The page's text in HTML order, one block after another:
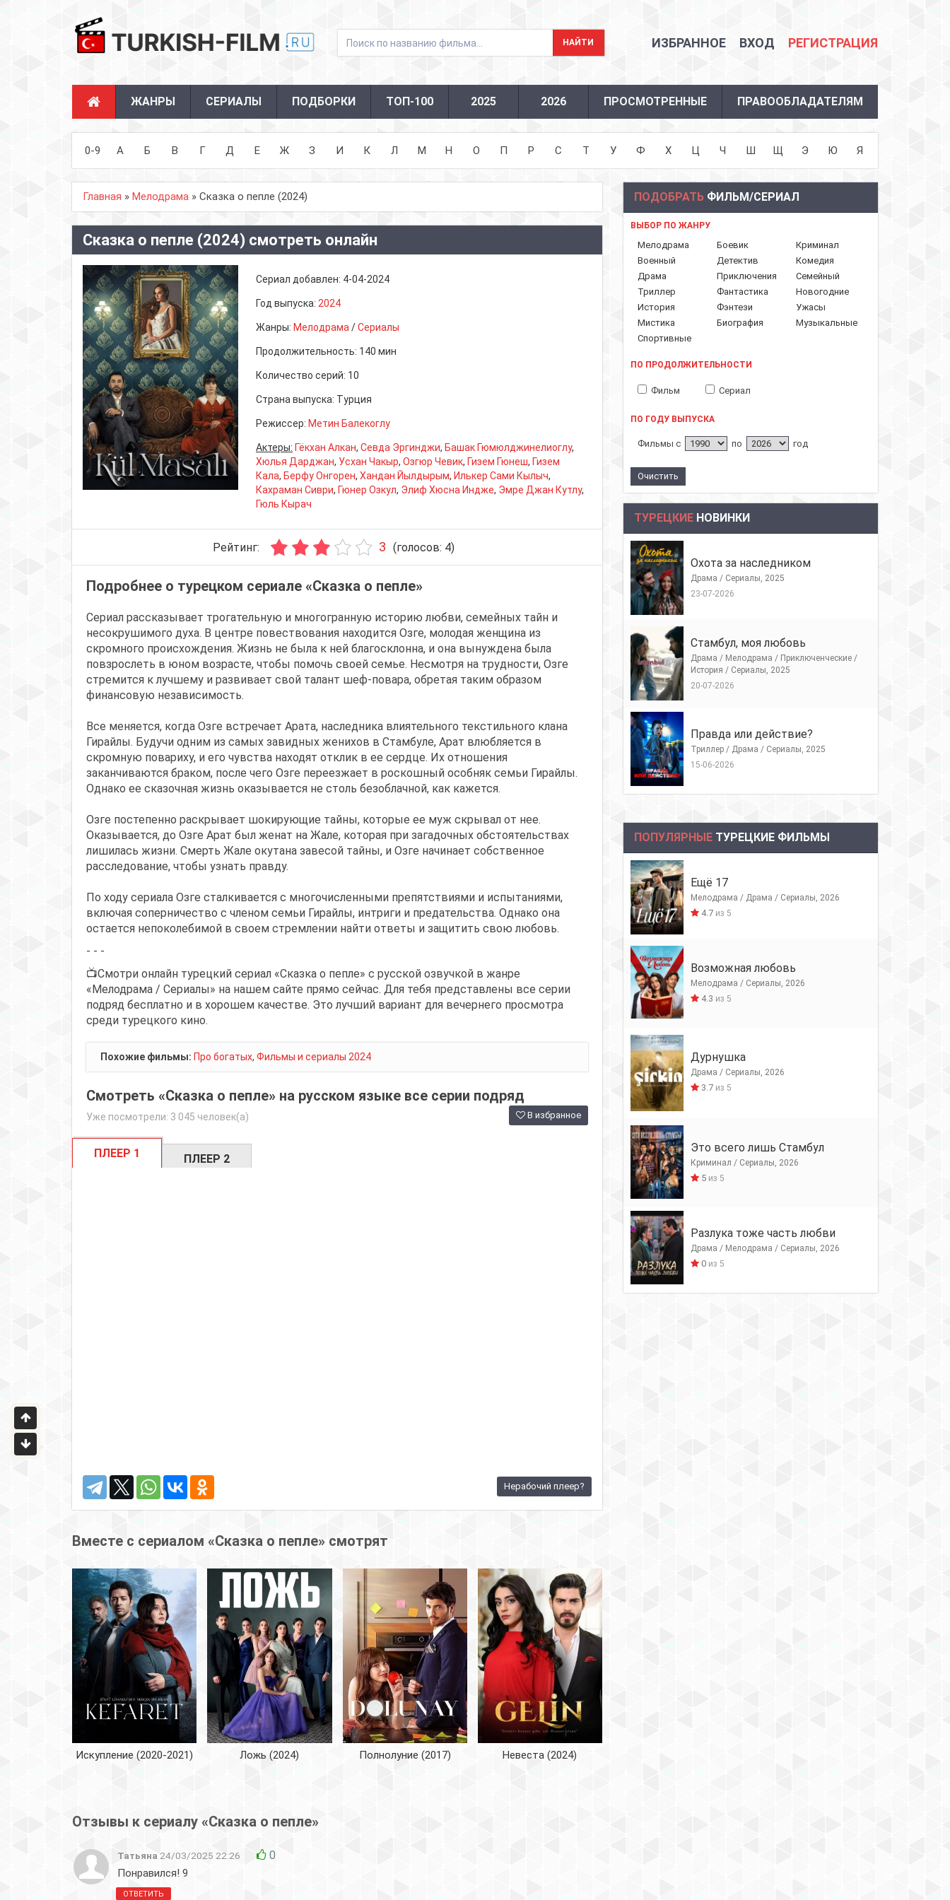
ИЗБРАННОЕ ВХОД РЕГИСТРАЦИЯ
ЖАНРЫ СЕРИАЛЫ ПОДБОРКИ ТОП-100 2025 2026 ПРОСМОТРЕННЫЕ ПРАВООБЛАДАТЕЛЯМ
0-9 А Б В Г Д Е Ж З И К Л М Н О П Р С Т У Ф Х Ц Ч Ш Щ Э Ю Я
Главная » Мелодрама » Сказка о пепле (2024)
Сказка о пепле (2024) смотреть онлайн
Сериал добавлен: 4-04-2024
Год выпуска: 2024
Жанры: Мелодрама /Сериалы
Продолжительность: 140 мин
Количество серий: 10
Страна выпуска: Турция
Режиссер: Метин Балекоглу
Актеры: Гёкхан Алкан, Севда Эргинджи, Башак Гюмюлджинелиоглу,
Хюлья Дарджан, Усхан Чакыр, Озгюр Чевик, Гизем Гюнеш, Гизем
Кала, Берфу Онгорен, Хандан Йылдырым, Илькер Сами Кылыч,
Кахраман Сиври, Гюнер Озкул, Элиф Хюсна Индже, Эмре Джан Кутлу,
Гюль Кырач
Рейтинг: 3 (голосов: 4)
Подробнее о турецком сериале «Сказка о пепле»
Сериал рассказывает трогательную и многогранную историю любви, семейных тайн и
несокрушимого духа. В центре повествования находится Озге, молодая женщина из
скромного происхождения. Жизнь не была к ней благосклонна, и она вынуждена была
повзрослеть в юном возрасте, чтобы помочь своей семье. Несмотря на трудности, Озге
стремится к лучшему и развивает свой талант шеф-повара, обретая таким образом
финансовую независимость.
Все меняется, когда Озге встречает Арата, наследника влиятельного текстильного клана
Гирайлы. Будучи одним из самых завидных женихов в Стамбуле, Арат влюбляется в
скромную повариху, и его чувства находят отклик в ее сердце. Их отношения
заканчиваются браком, после чего Озге переезжает в роскошный особняк семьи Гирайлы.
Однако ее сказочная жизнь оказывается не столь безоблачной, как кажется.
Озге постепенно раскрывает шокирующие тайны, которые ее муж скрывал от нее.
Оказывается, до Озге Арат был женат на Жале, которая при загадочных обстоятельствах
лишилась жизни. Смерть Жале окутана завесой тайны, и Озге начинает собственное
расследование, чтобы узнать правду.
По ходу сериала Озге сталкивается с многочисленными препятствиями и испытаниями,
включая соперничество с членом семьи Гирайлы, интриги и предательства. Однако она
остается непоколебимой в своем стремлении найти ответы и защитить свою любовь.
- - -
📺Смотри онлайн турецкий сериал «Сказка о пепле» с русской озвучкой в жанре
«Мелодрама / Сериалы» на нашем сайте прямо сейчас. Для тебя представлены все серии
подряд бесплатно и в хорошем качестве. Это лучший вариант для вечернего просмотра
среди турецкого кино.
Похожие фильмы: Про богатых, Фильмы и сериалы 2024
Смотреть «Сказка о пепле» на русском языке все серии подряд
Уже посмотрели: 3 045 человек(а) В избранное
ПЛЕЕР 1 ПЛЕЕР 2
Нерабочий плеер?
Вместе с сериалом «Сказка о пепле» смотрят
Искупление (2020-2021) Ложь (2024) Полнолуние (2017) Невеста (2024)
Отзывы к сериалу «Сказка о пепле»
Татьяна 24/03/2025 22:26 0
Понравился! 9
ОТВЕТИТЬ
ПОДОБРАТЬ ФИЛЬМ/СЕРИАЛ
ВЫБОР ПО ЖАНРУ
Мелодрама Боевик
Криминал
Военный
Детектив
Комедия
Драма
Приключения
Семейный
Триллер
Фантастика
Новогодние
История
Фэнтези
Ужасы
Мистика
Биография
Музыкальные
Спортивные
ПО ПРОДОЛЖИТЕЛЬНОСТИ
Фильм Сериал
ПО ГОДУ ВЫПУСКА
Фильмы с по год
ТУРЕЦКИЕ НОВИНКИ
Охота за наследником
Драма / Сериалы, 2025
23-07-2026
Стамбул, моя любовь
Драма / Мелодрама / Приключенческие /
История / Сериалы, 2025
20-07-2026
Правда или действие?
Триллер / Драма / Сериалы, 2025
15-06-2026
ПОПУЛЯРНЫЕ ТУРЕЦКИЕ ФИЛЬМЫ
Ещё 17
Мелодрама / Драма / Сериалы, 2026
4.7из 5
Возможная любовь
Мелодрама / Сериалы, 2026
4.3 из 5
Дурнушка
Драма / Сериалы, 2026
3.7из 5
Это всего лишь Стамбул
Криминал / Сериалы, 2026
5из 5
Разлука тоже часть любви
Драма / Мелодрама / Сериалы, 2026
0из 5